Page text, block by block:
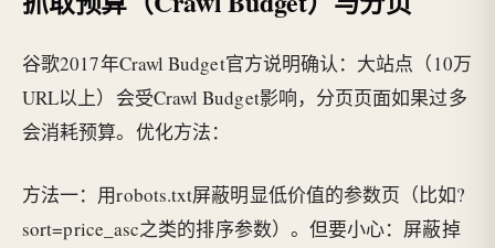
谷歌2017年Crawl Budget官方说明确认：大站点（10万
URL以上）会受Crawl Budget影响，分页页面如果过多
会消耗预算。优化方法：
方法一：用robots.txt屏蔽明显低价值的参数页（比如?
sort=price_asc之类的排序参数）。但要小心：屏蔽掉